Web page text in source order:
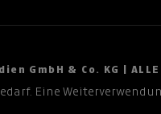
& Co. KG | ALLE
Eine